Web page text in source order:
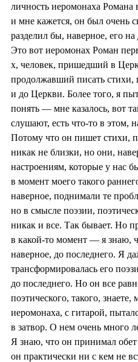
личность иеромонаха Романа
и мне кажется, он был очень
разделил бы, наверное, его
Это вот иеромонах Роман
х, человек, пришедший в
продолжавший писать стихи,
и до Церкви. Более того, я
понять — мне казалось, вот
слушают, есть что-то в этом,
Потому что он пишет стихи,
никак не близки, но они,
настроениям, которые у нас
в момент моего такого
наверное, поднимали те
но в смысле поэзии,
никак и все. Так бывает. Но
в какой-то момент — я знаю,
наверное, до последнего. Я
трансформировалась его
до последнего. Но он все
поэтического, такого,
иеромонаха, с гитарой,
в затвор. О нем очень много
Я знаю, что он принимал
он практически ни с кем не